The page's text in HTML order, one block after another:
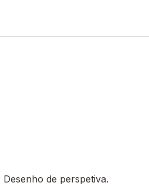
Desenho de perspetiva.